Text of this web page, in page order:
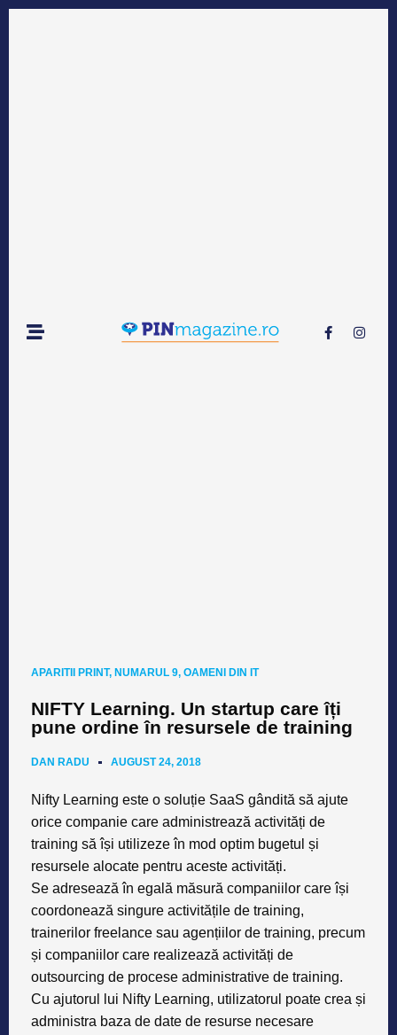
APARITII PRINT, NUMARUL 9, OAMENI DIN IT
NIFTY Learning. Un startup care îți
pune ordine în resursele de training
DAN RADU AUGUST 24, 2018
Nifty Learning este o soluție SaaS gândită să ajute
orice companie care administrează activități de
training să își utilizeze în mod optim bugetul și
resursele alocate pentru aceste activități.
Se adresează în egală măsură companiilor care își
coordonează singure activitățile de training,
trainerilor freelance sau agențiilor de training, precum
și companiilor care realizează activități de
outsourcing de procese administrative de training.
Cu ajutorul lui Nifty Learning, utilizatorul poate crea și
administra baza de date de resurse necesare